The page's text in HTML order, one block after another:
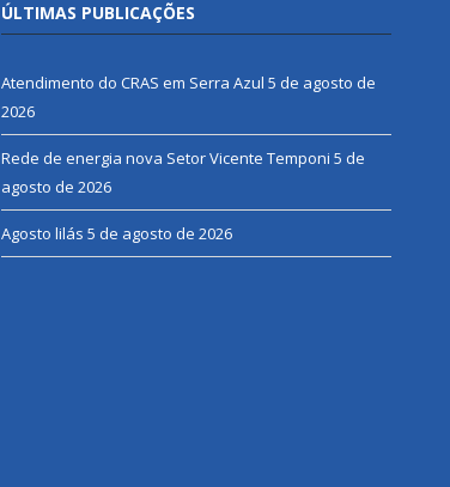
ÚLTIMAS PUBLICAÇÕES
Atendimento do CRAS em Serra Azul 5 de agosto de
2026
Rede de energia nova Setor Vicente Temponi 5 de
agosto de 2026
Agosto lilás 5 de agosto de 2026